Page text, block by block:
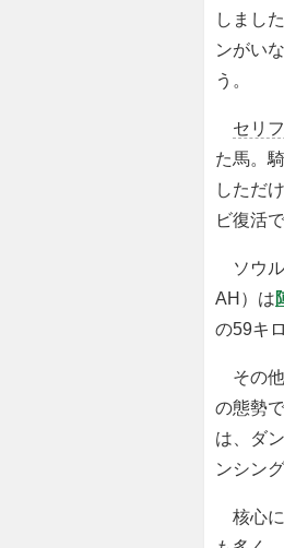
しまし
ンがい
う。
セリ
た馬。
しただ
ビ復活
ソウル
AH）は
の59キ
その他
の態勢
は、ダ
ンシン
核心に